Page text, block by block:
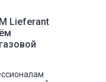
Lieferant